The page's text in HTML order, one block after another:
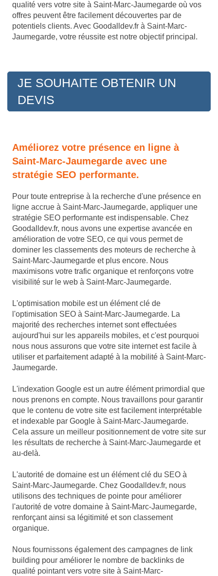
qualité vers votre site à Saint-Marc-Jaumegarde où vos
offres peuvent être facilement découvertes par de
potentiels clients. Avec Goodalldev.fr à Saint-Marc-
Jaumegarde, votre réussite est notre objectif principal.
JE SOUHAITE OBTENIR UN
DEVIS
Améliorez votre présence en ligne à
Saint-Marc-Jaumegarde avec une
stratégie SEO performante.
Pour toute entreprise à la recherche d'une présence en
ligne accrue à Saint-Marc-Jaumegarde, appliquer une
stratégie SEO performante est indispensable. Chez
Goodalldev.fr, nous avons une expertise avancée en
amélioration de votre SEO, ce qui vous permet de
dominer les classements des moteurs de recherche à
Saint-Marc-Jaumegarde et plus encore. Nous
maximisons votre trafic organique et renforçons votre
visibilité sur le web à Saint-Marc-Jaumegarde.
L'optimisation mobile est un élément clé de
l'optimisation SEO à Saint-Marc-Jaumegarde. La
majorité des recherches internet sont effectuées
aujourd'hui sur les appareils mobiles, et c'est pourquoi
nous nous assurons que votre site internet est facile à
utiliser et parfaitement adapté à la mobilité à Saint-Marc-
Jaumegarde.
L'indexation Google est un autre élément primordial que
nous prenons en compte. Nous travaillons pour garantir
que le contenu de votre site est facilement interprétable
et indexable par Google à Saint-Marc-Jaumegarde.
Cela assure un meilleur positionnement de votre site sur
les résultats de recherche à Saint-Marc-Jaumegarde et
au-delà.
L'autorité de domaine est un élément clé du SEO à
Saint-Marc-Jaumegarde. Chez Goodalldev.fr, nous
utilisons des techniques de pointe pour améliorer
l'autorité de votre domaine à Saint-Marc-Jaumegarde,
renforçant ainsi sa légitimité et son classement
organique.
Nous fournissons également des campagnes de link
building pour améliorer le nombre de backlinks de
qualité pointant vers votre site à Saint-Marc-